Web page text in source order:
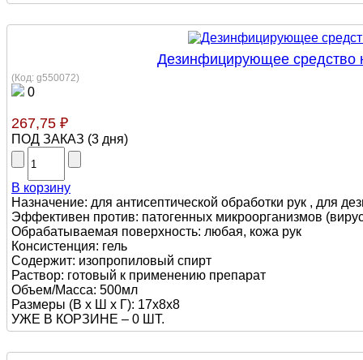
Дезинфицирующее средство
(Код: g550072)
0
267,75 ₽
ПОД ЗАКАЗ (3 дня)
В корзину
Назначение: для антисептической обработки рук , для
Эффективен против: патогенных микроорганизмов
Обрабатываемая поверхность: любая, кожа рук
Консистенция: гель
Содержит: изопропиловый спирт
Раствор: готовый к применению препарат
Объем/Масса: 500мл
Размеры (В х Ш х Г): 17х8х8
УЖЕ В КОРЗИНЕ – 0 ШТ.